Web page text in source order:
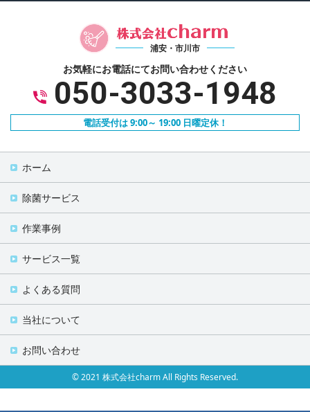
浦安・市川市
お気軽にお電話にてお問い合わせください
050-3033-1948
電話受付は 9:00～ 19:00 日曜定休！
ホーム
除菌サービス
作業事例
サービス一覧
よくある質問
当社について
お問い合わせ
© 2021 株式会社charm All Rights Reserved.